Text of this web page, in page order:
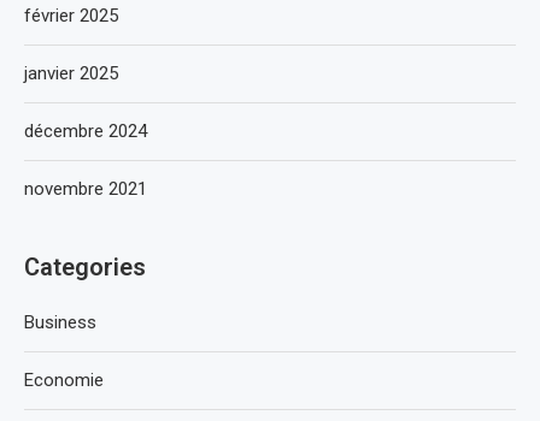
février 2025
janvier 2025
décembre 2024
novembre 2021
Categories
Business
Economie